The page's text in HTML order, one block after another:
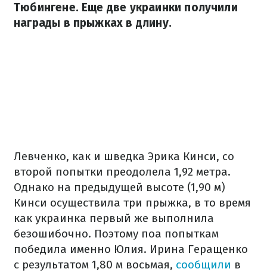
Тюбингене. Еще две украинки получили
награды в прыжках в длину.
Левченко, как и шведка Эрика Кинси, со
второй попытки преодолела 1,92 метра.
Однако на предыдущей высоте (1,90 м)
Кинси осуществила три прыжка, в то время
как украинка первый же выполнила
безошибочно. Поэтому поа попыткам
победила именно Юлия. Ирина Геращенко
с результатом 1,80 м восьмая, сообщили в